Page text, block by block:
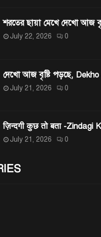
শরতের ছায়া মেখে দেখো আজ
July 22, 2026 0
দেখো আজ বৃষ্টি পড়ছে,
July 21, 2026 0
ज़िन्दगी कुछ तो बता -
July 21, 2026 0